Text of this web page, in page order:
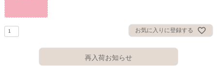
お気に入りに登録する
再入荷お知らせ